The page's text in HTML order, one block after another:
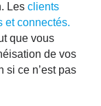
Les clients
et connectés.
que vous
de vos
si ce n’est pas